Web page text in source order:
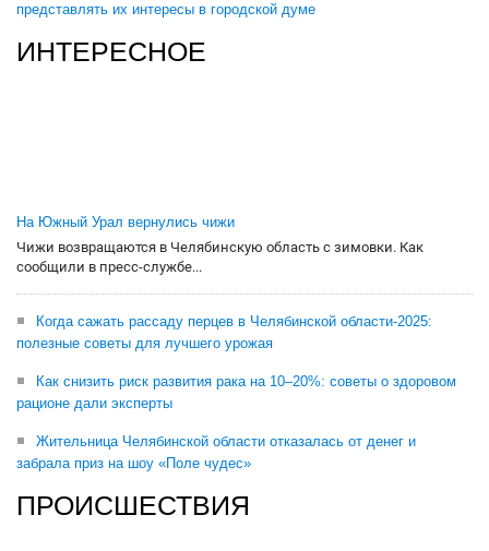
представлять их интересы в городской думе
ИНТЕРЕСНОЕ
На Южный Урал вернулись чижи
Чижи возвращаются в Челябинскую область с зимовки. Как
сообщили в пресс-службе...
Когда сажать рассаду перцев в Челябинской области-2025:
полезные советы для лучшего урожая
Как снизить риск развития рака на 10–20%: советы о здоровом
рационе дали эксперты
Жительница Челябинской области отказалась от денег и
забрала приз на шоу «Поле чудес»
ПРОИСШЕСТВИЯ